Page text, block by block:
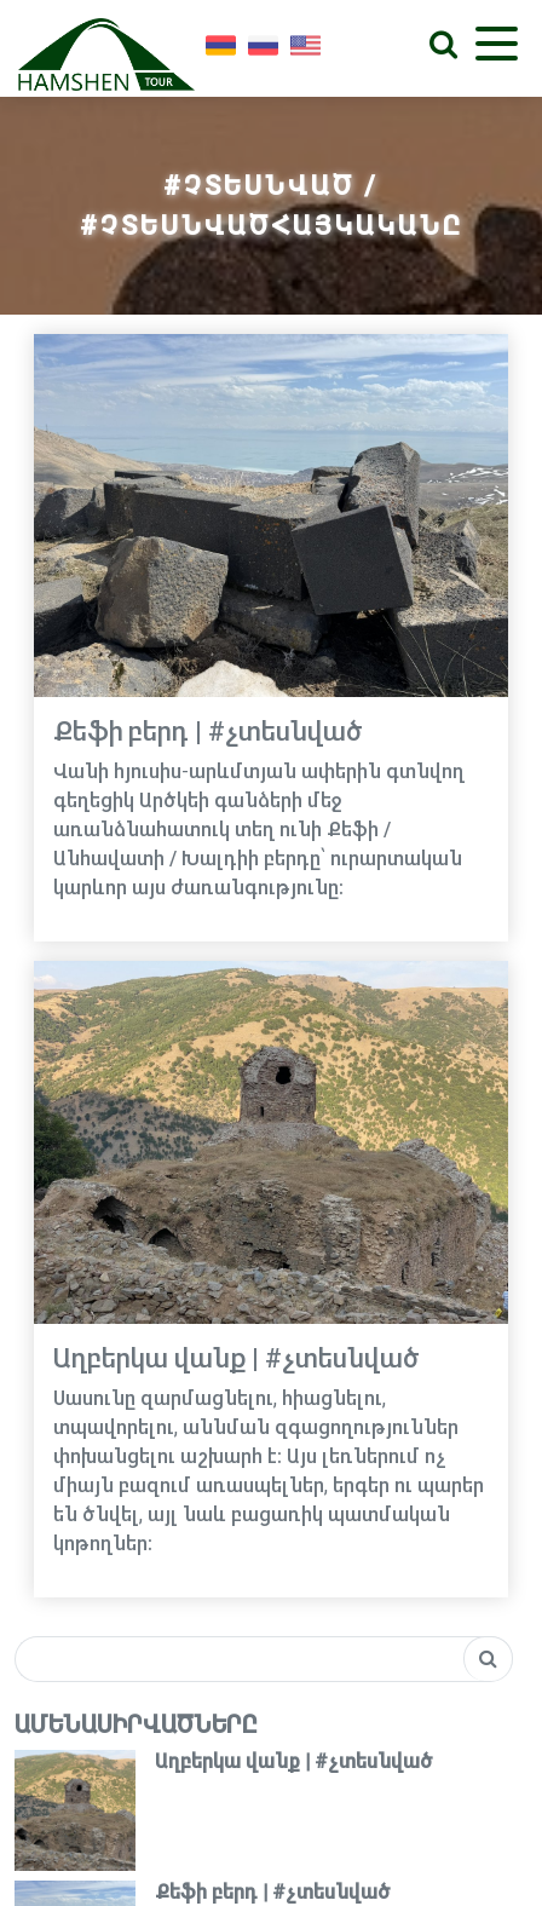
#ՉՏԵՍՆՎԱԾ /
#ՉՏԵՍՆՎԱԾՀԱՅԿԱԿԱՆԸ
Քեֆի բերդ | #չտեսնված
Վանի հյուսիս-արևմտյան ափերին գտնվող
գեղեցիկ Արծկեի գանձերի մեջ
առանձնահատուկ տեղ ունի Քեֆի /
Անհավատի / Խալդիի բերդը՝ ուրարտական
կարևոր այս ժառանգությունը։
Աղբերկա վանք | #չտեսնված
Սասունը զարմացնելու, հիացնելու,
տպավորելու, աննման զգացողություններ
փոխանցելու աշխարհ է։ Այս լեռներում ոչ
միայն բազում առասպելներ, երգեր ու պարեր
են ծնվել, այլ նաև բացառիկ պատմական
կոթողներ։
ԱՄԵՆԱՍԻՐՎԱԾՆԵՐԸ
Աղբերկա վանք | #չտեսնված
Քեֆի բերդ | #չտեսնված